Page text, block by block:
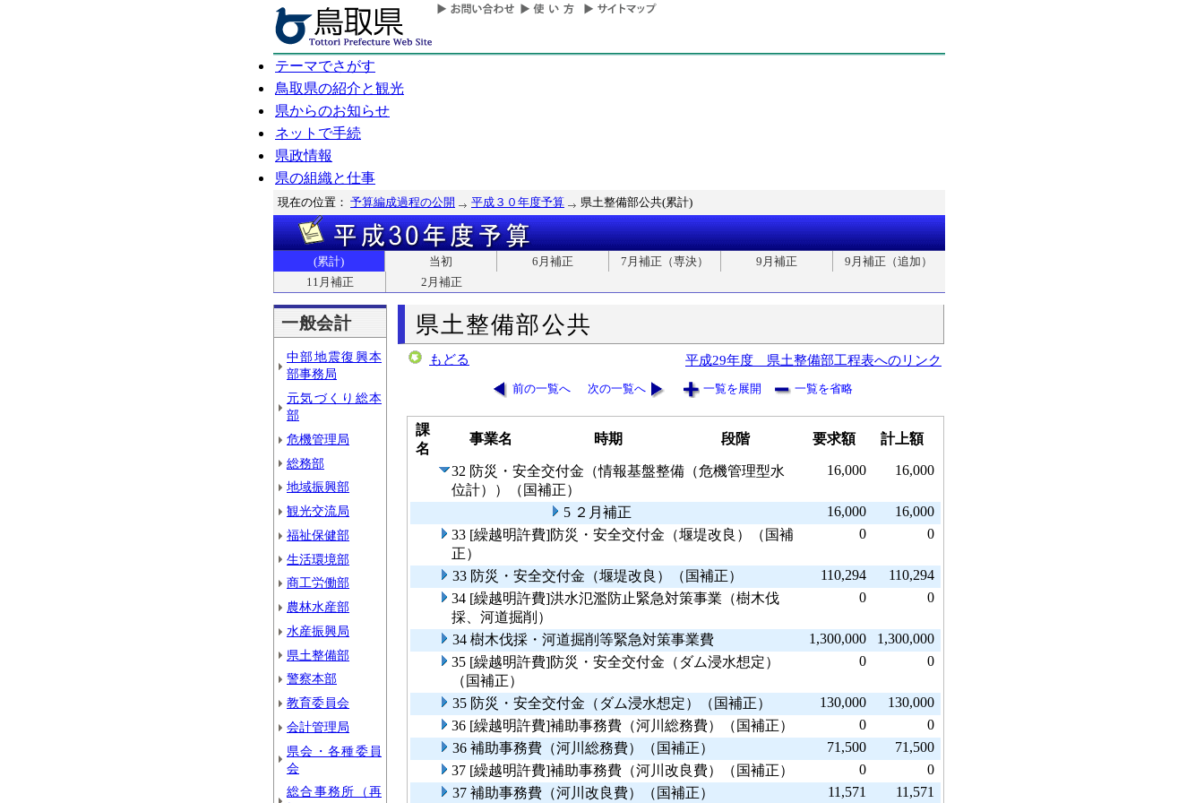
テーマでさがす
鳥取県の紹介と観光
県からのお知らせ
ネットで手続
県政情報
県の組織と仕事
現在の位置： 予算編成過程の公開 平成３０年度予算 県土整備部公共(累計)
(累計) 当初 6月補正 7月補正（専決） 9月補正
9月補正（追加）
11月補正
2月補正
一般会計
中部地震復興本
部事務局
元気づくり総本
部
危機管理局
総務部
地域振興部
観光交流局
福祉保健部
生活環境部
商工労働部
農林水産部
水産振興局
県土整備部
警察本部
教育委員会
会計管理局
県会・各種委員
会
総合事務所（再
県土整備部公共
もどる 平成29年度 県土整備部工程表へのリンク
前の一覧へ 次の一覧へ 一覧を展開 一覧を省略
課
名
事業名 時期 段階 要求額 計上額
32 防災・安全交付金（情報基盤整備（危機管理型水
位計））（国補正）
16,000 16,000
5 ２月補正 16,000
16,000
33 [繰越明許費]防災・安全交付金（堰堤改良）（国補
正）
0 0
33 防災・安全交付金（堰堤改良）（国補正） 110,294
110,294
34 [繰越明許費]洪水氾濫防止緊急対策事業（樹木伐
採、河道掘削）
0 0
34 樹木伐採・河道掘削等緊急対策事業費 1,300,000
1,300,000
35 [繰越明許費]防災・安全交付金（ダム浸水想定）
（国補正）
0 0
35 防災・安全交付金（ダム浸水想定）（国補正） 130,000
130,000
36 [繰越明許費]補助事務費（河川総務費）（国補正）
0
0
36 補助事務費（河川総務費）（国補正）
71,500
71,500
37 [繰越明許費]補助事務費（河川改良費）（国補正）
0
0
37 補助事務費（河川改良費）（国補正）
11,571 11,571